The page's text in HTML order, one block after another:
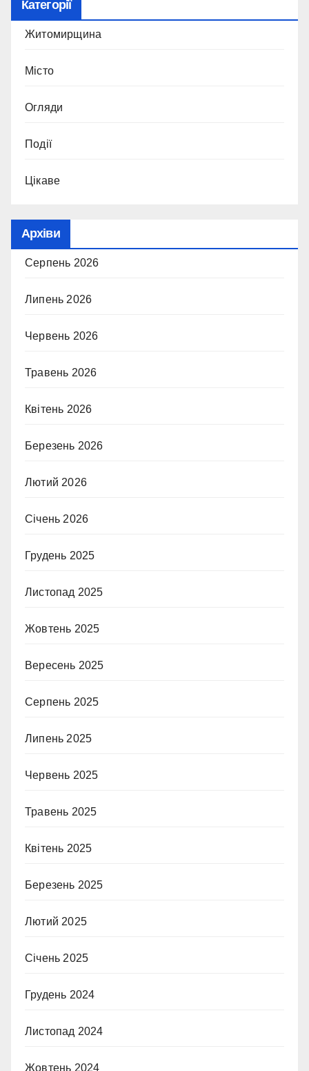
Категорії
Житомирщина
Місто
Огляди
Події
Цікаве
Архіви
Серпень 2026
Липень 2026
Червень 2026
Травень 2026
Квітень 2026
Березень 2026
Лютий 2026
Січень 2026
Грудень 2025
Листопад 2025
Жовтень 2025
Вересень 2025
Серпень 2025
Липень 2025
Червень 2025
Травень 2025
Квітень 2025
Березень 2025
Лютий 2025
Січень 2025
Грудень 2024
Листопад 2024
Жовтень 2024